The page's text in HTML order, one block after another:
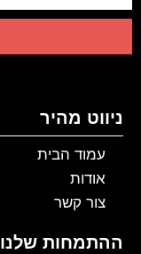
ניווט מהיר
עמוד הבית
אודות
צור קשר
ההתמחות שלנו